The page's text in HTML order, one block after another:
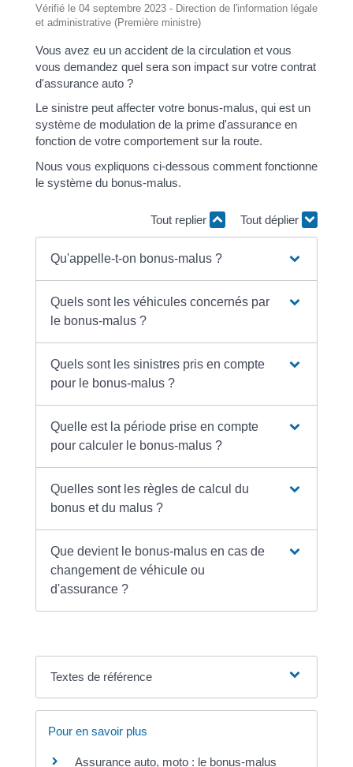
Vérifié le 04 septembre 2023 - Direction de l'information légale
et administrative (Première ministre)
Vous avez eu un accident de la circulation et vous
vous demandez quel sera son impact sur votre contrat
d'assurance auto ?
Le sinistre peut affecter votre bonus-malus, qui est un
système de modulation de la prime d'assurance en
fonction de votre comportement sur la route.
Nous vous expliquons ci-dessous comment fonctionne
le système du bonus-malus.
Tout replier Tout déplier
Qu'appelle-t-on bonus-malus ?
Quels sont les véhicules concernés par
le bonus-malus ?
Quels sont les sinistres pris en compte
pour le bonus-malus ?
Quelle est la période prise en compte
pour calculer le bonus-malus ?
Quelles sont les règles de calcul du
bonus et du malus ?
Que devient le bonus-malus en cas de
changement de véhicule ou
d'assurance ?
Textes de référence
Pour en savoir plus
Assurance auto, moto : le bonus-malus